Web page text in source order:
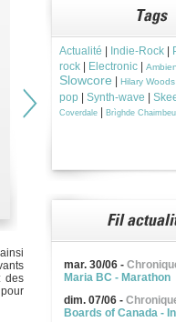
des
Actualité Indie-Rock
rock
Electronic
Slowcore Hilary Woods
pop
Synth-wave
Coverdale
Brìghde Chaimbeul
mar. 30/06 -
Maria BC - Marathon
dim. 07/06 -
Boards of Canada -